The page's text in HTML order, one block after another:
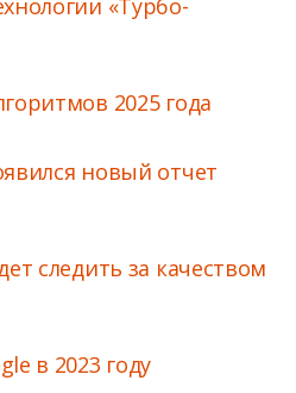
«Турбо-
2025 года
новый отчет
следить за качеством
в 2023 году